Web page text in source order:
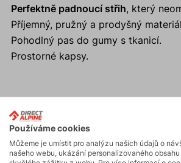
Perfektně padnoucí střih, který
Příjemný, pružný a prodyšný
Pohodlný pas do gumy s tkanicí.
Prostorné kapsy.
Aktivity
Turistika
Používáme cookies
Můžeme je umístit pro analýzu našich údajů o
našeho webu, ukázání personalizovaného